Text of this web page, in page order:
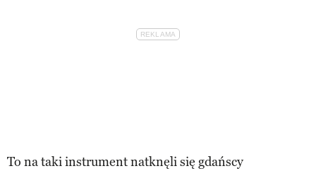
To na taki instrument natknęli się gdańscy